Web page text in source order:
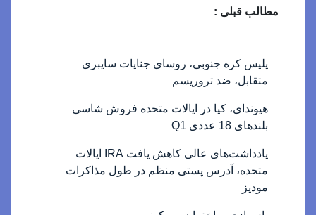
مطالب قبلی :
پلیس کره جنوبی، روسای جنایات سایبری
متقابل، ضد تروریسم
هیوندای، کیا در ایالات متحده فروش شاسی
بلندهای 18 عددی Q1
یادداشت‌های عالی کاهش یافت IRA ایالات
متحده، آدرس پستی منظم در طول مذاکرات
مودیز